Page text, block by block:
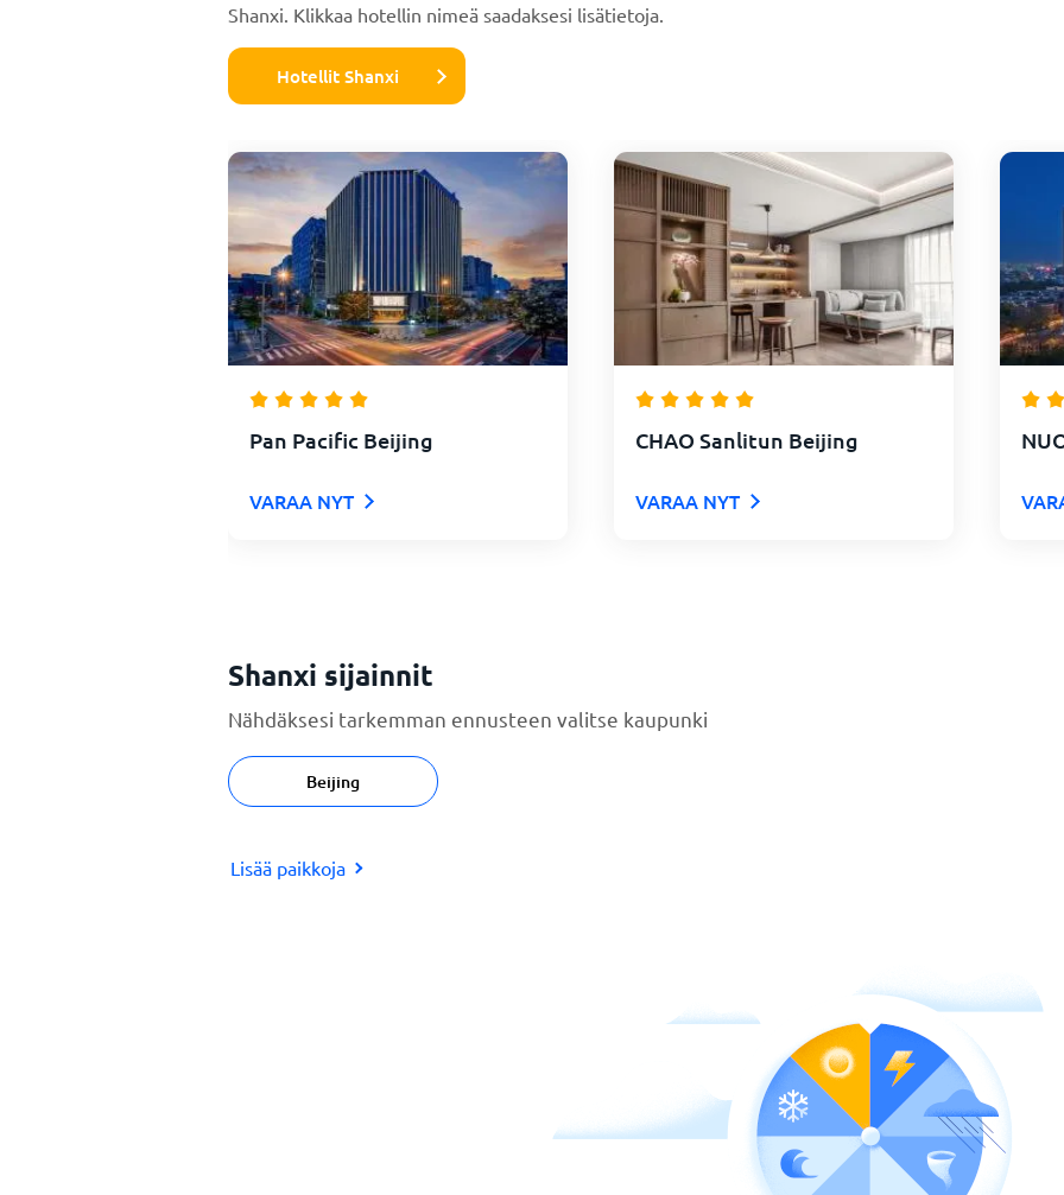
Shanxi. Klikkaa hotellin nimeä saadaksesi lisätietoja.
Hotellit Shanxi
Pan Pacific Beijing
VARAA NYT
CHAO Sanlitun Beijing
VARAA NYT
Shanxi sijainnit
Nähdäksesi tarkemman ennusteen valitse kaupunki
Beijing
Lisää paikkoja